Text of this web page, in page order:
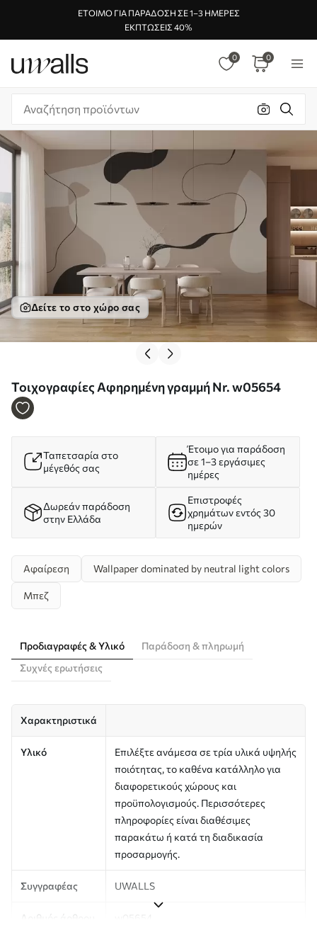
ΈΤΟΙΜΟ ΓΙΑ ΠΑΡΆΔΟΣΗ ΣΕ 1–3 ΗΜΈΡΕΣ
ΕΚΠΤΏΣΕΙΣ 40%
0 0
Δείτε το στο χώρο σας
Τοιχογραφίες Αφηρημένη γραμμή Nr. w05654
Ταπετσαρία στο
μέγεθός σας
Έτοιμο για παράδοση
σε 1–3 εργάσιμες
ημέρες
Δωρεάν παράδοση
στην Ελλάδα
Επιστροφές
χρημάτων εντός 30
ημερών
Αφαίρεση Wallpaper dominated by neutral light colors
Μπεζ
Προδιαγραφές & Υλικό
Παράδοση & πληρωμή
Συχνές ερωτήσεις
Χαρακτηριστικά
Υλικό
Επιλέξτε ανάμεσα σε τρία υλικά υψηλής
ποιότητας, το καθένα κατάλληλο για
διαφορετικούς χώρους και
προϋπολογισμούς. Περισσότερες
πληροφορίες είναι διαθέσιμες
παρακάτω ή κατά τη διαδικασία
προσαρμογής.
Συγγραφέας UWALLS
Αριθμός άρθρου